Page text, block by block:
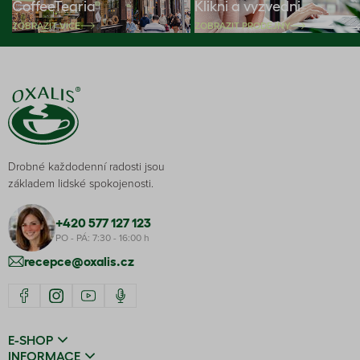
CoffeeTearia
ZOBRAZIT VÍCE
Klikni a vyzvedni
ZOBRAZIT PRODEJNY
Drobné každodenní radosti jsou
základem lidské spokojenosti.
+420 577 127 123
PO - PÁ: 7:30 - 16:00 h
recepce@oxalis.cz
E-SHOP
INFORMACE